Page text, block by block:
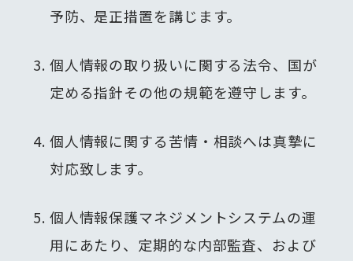
予防、是正措置を講じます。
個人情報の取り扱いに関する法令、国が
定める指針その他の規範を遵守します。
個人情報に関する苦情・相談へは真摯に
対応致します。
個人情報保護マネジメントシステムの運
用にあたり、定期的な内部監査、および